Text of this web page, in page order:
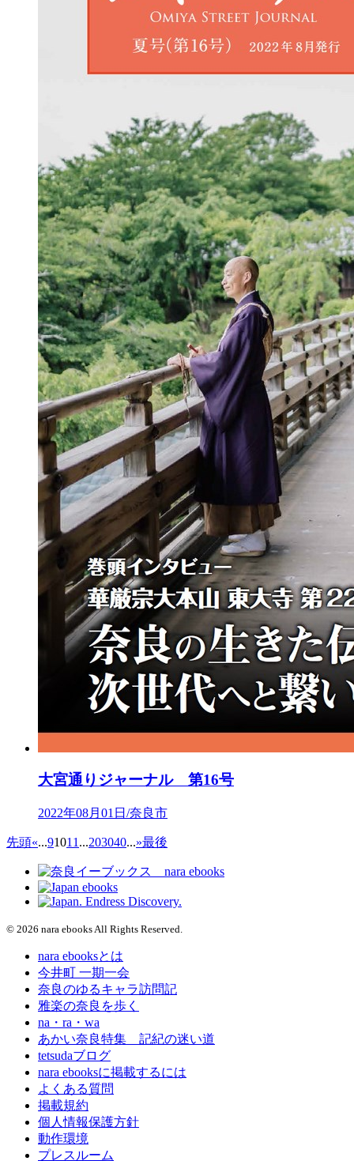
大宮通りジャーナル 第16号
2022年08月01日/奈良市
先頭«...91011 ...203040...»最後
© 2026 nara ebooks All Rights Reserved.
nara ebooksとは
今井町 一期一会
奈良のゆるキャラ訪問記
雅楽の奈良を歩く
na・ra・wa
あかい奈良特集 記紀の迷い道
tetsudaブログ
nara ebooksに掲載するには
よくある質問
掲載規約
個人情報保護方針
動作環境
プレスルーム